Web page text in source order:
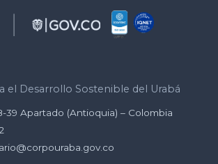
el Desarrollo Sostenible del Urabá
39 Apartado (Antioquia) – Colombia